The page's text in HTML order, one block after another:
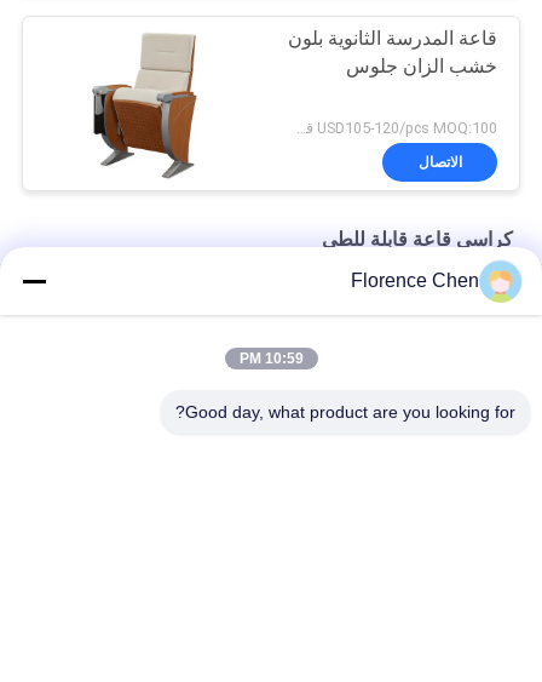
قاعة المدرسة الثانوية بلون
خشب الزان جلوس
الاتصال
كراسي قاعة قابلة للطي
غطاء خلفي مستقر PP قابل للطي كراسي قاعة بدون جهاز لوحي
Florence Chen
10:59 PM
Good day, what product are you looking for?